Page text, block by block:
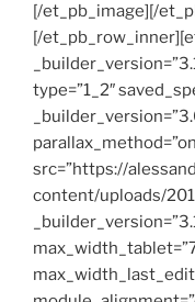
[/et_pb_image][/
[/
type=”1_2″
src=”https://
content/uploads/